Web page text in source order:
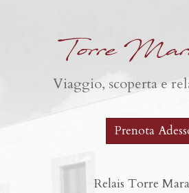
Torre
Viaggio, scoperta e
Prenota
Relais Torre